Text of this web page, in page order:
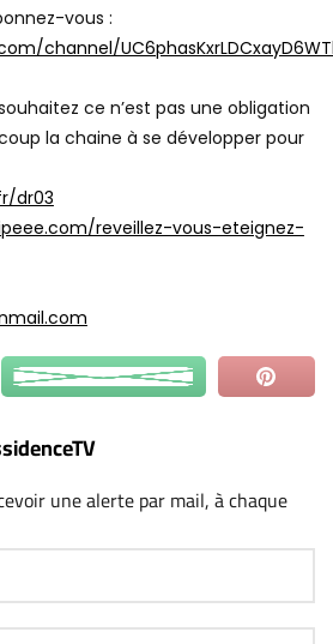
vous :
channel/
ce n’est pas une obligation
la chaine à se développer pour
dr03
reveillez-vous-eteignez-
une alerte par mail, à chaque